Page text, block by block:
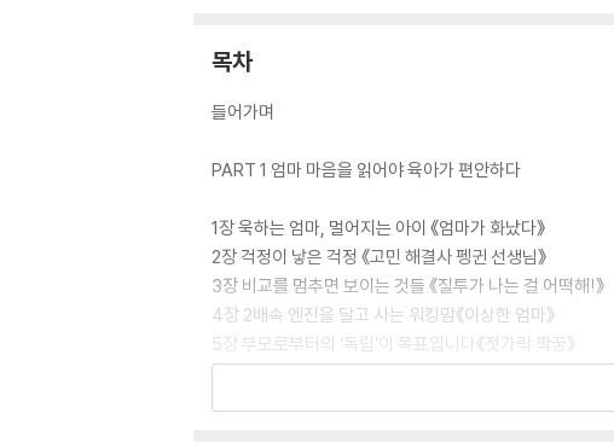
목차
들어가며
PART 1 엄마 마음을 읽어야 육아가 편안하다
1장 욱하는 엄마, 멀어지는 아이 《엄마가 화났다》
2장 걱정이 낳은 걱정 《고민 해결사 펭귄 선생님》
3장 비교를 멈추면 보이는 것들 《질투가 나는 걸 어떡해!》
4장 2배속 엔진을 달고 사는 워킹맘《이상한 엄마》
5장 부모로부터의 ‘독립’이 목표입니다《젓가락 짝꿍》
6장 육아 우울증, 나는 괜찮을 줄 알았다《빨간 나무》